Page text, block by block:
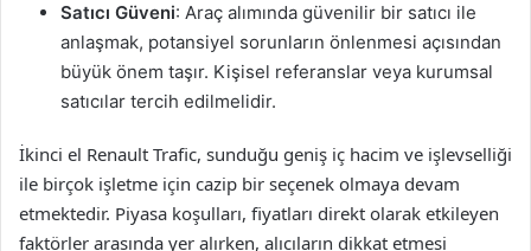
Satıcı Güveni: Araç alımında güvenilir bir satıcı ile
anlaşmak, potansiyel sorunların önlenmesi açısından
büyük önem taşır. Kişisel referanslar veya kurumsal
satıcılar tercih edilmelidir.
İkinci el Renault Trafic, sunduğu geniş iç hacim ve işlevselliği
ile birçok işletme için cazip bir seçenek olmaya devam
etmektedir. Piyasa koşulları, fiyatları direkt olarak etkileyen
faktörler arasında yer alırken, alıcıların dikkat etmesi